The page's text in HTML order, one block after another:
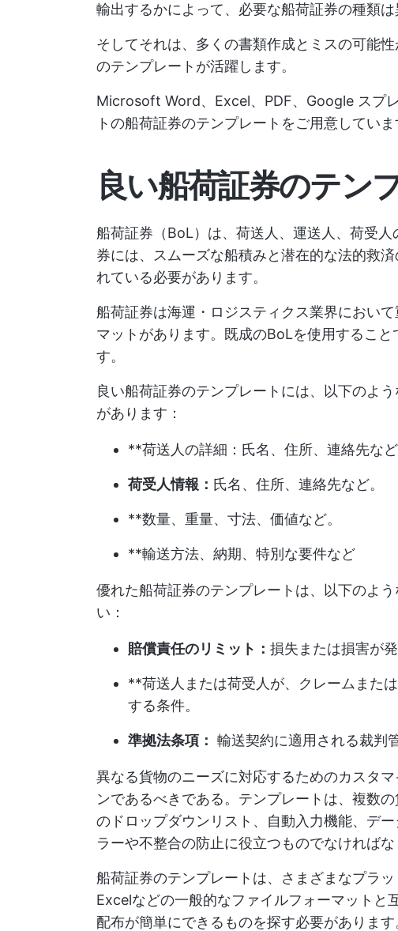
輸出するかによって、必要な船荷証券の種類は
そしてそれは、多くの書類作成とミスの可能
のテンプレートが活躍します。
Microsoft Word、Excel、PDF、Google スプ
トの船荷証券のテンプレートをご用意していま
良い船荷証券のテン
船荷証券（BoL）は、荷送人、運送人、荷受
券には、スムーズな船積みと潜在的な法的救
れている必要があります。
船荷証券は海運・ロジスティクス業界におい
マットがあります。既成のBoLを使用するこ
す。
良い船荷証券のテンプレートには、以下のよ
があります：
**荷送人の詳細：氏名、住所、連絡先など
荷受人情報： 氏名、住所、連絡先など。
**数量、重量、寸法、価値など。
**輸送方法、納期、特別な要件など
優れた船荷証券のテンプレートは、以下のよ
い：
賠償責任のリミット： 損失または損害が
**荷送人または荷受人が、クレームまた
する条件。
準拠法条項： 輸送契約に適用される裁判
異なる貨物のニーズに対応するためのカスタ
ンであるべきである。テンプレートは、複数
のドロップダウンリスト、自動入力機能、デ
ラーや不整合の防止に役立つものでなければな
船荷証券のテンプレートは、さまざまなプラ
Excelなどの一般的なファイルフォーマットと
配布が簡単にできるものを探す必要があります